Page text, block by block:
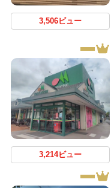
3,506ビュー
3,214ビュー